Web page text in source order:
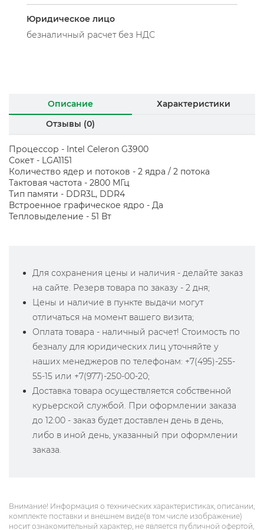
Юридическое лицо
безналичный расчет без НДС
Описание
Характеристики
Отзывы (0)
Процессор - Intel Celeron G3900
Сокет - LGA1151
Количество ядер и потоков - 2 ядра / 2 потока
Тактовая частота - 2800 МГц
Тип памяти - DDR3L, DDR4
Встроенное графическое ядро - Да
Тепловыделение - 51 Вт
Для сохранения цены и наличия - делайте заказ
на сайте. Резерв товара по заказу - 2 дня;
Цены и наличие в пункте выдачи могут
отличаться на момент вашего визита;
Оплата товара - наличный расчет! Стоимость по
безналу для юридических лиц уточняйте у
наших менеджеров по телефонам: +7(495)-255-
55-15 или +7(977)-250-00-20;
Доставка товара осуществляется собственной
курьерской службой. При оформлении заказа
до 12:00 - заказ будет доставлен день в день,
либо в иной день, указанный при оформлении
заказа.
Внимание! Информация о технических характеристиках, описании,
комплекте поставки и внешнем виде(в том числе изображение)
носит ознакомительный характер, не является публичной офертой,